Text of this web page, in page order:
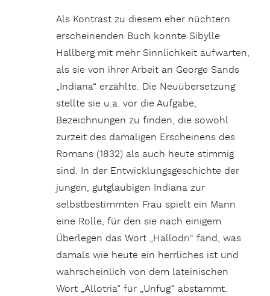
Als Kontrast zu diesem eher nüchtern
erscheinenden Buch konnte Sibylle
Hallberg mit mehr Sinnlichkeit aufwarten,
als sie von ihrer Arbeit an George Sands
„Indiana“ erzählte. Die Neuübersetzung
stellte sie u.a. vor die Aufgabe,
Bezeichnungen zu finden, die sowohl
zurzeit des damaligen Erscheinens des
Romans (1832) als auch heute stimmig
sind. In der Entwicklungsgeschichte der
jungen, gutgläubigen Indiana zur
selbstbestimmten Frau spielt ein Mann
eine Rolle, für den sie nach einigem
Überlegen das Wort „Hallodri“ fand, was
damals wie heute ein herrliches ist und
wahrscheinlich von dem lateinischen
Wort „Allotria“ für „Unfug“ abstammt.